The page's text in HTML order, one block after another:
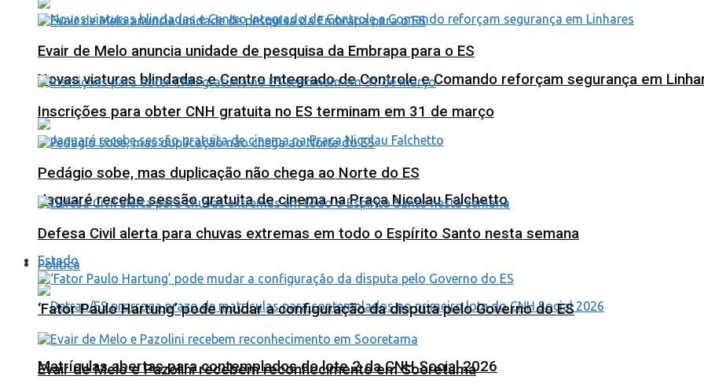
Novas viaturas blindadas e Centro Integrado de Controle e Comando reforçam segurança em
Jaguaré recebe sessão gratuita de cinema na Praça Nicolau Falchetto
Estado
Matrículas abertas para contemplados do lote 2 da CNH Social 2026
Evair de Melo anuncia unidade de pesquisa da Embrapa para o ES
Inscrições para obter CNH gratuita no ES terminam em 31 de março
Pedágio sobe, mas duplicação não chega ao Norte do ES
Defesa Civil alerta para chuvas extremas em todo o Espírito Santo nesta semana
Política
‘Fator Paulo Hartung’ pode mudar a configuração da disputa pelo Governo do ES
Evair de Melo e Pazolini recebem reconhecimento em Sooretama